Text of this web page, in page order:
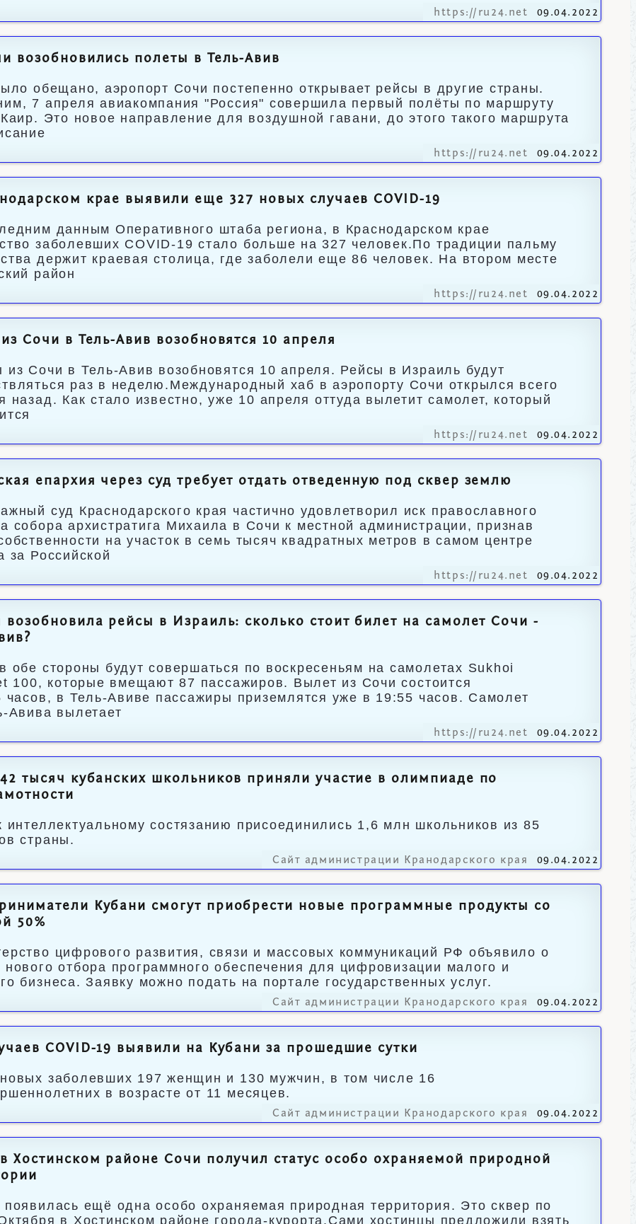
https://ru24.net 09.04.2022
возобновились полеты в Тель-Авив
обещано, аэропорт Сочи постепенно открывает рейсы в другие страны.
7 апреля авиакомпания "Россия" совершила первый полёты по маршруту
Это новое направление для воздушной гавани, до этого такого маршрута
https://ru24.net 09.04.2022
крае выявили еще 327 новых случаев COVID-19
данным Оперативного штаба региона, в Краснодарском крае
заболевших COVID-19 стало больше на 327 человек.По традиции пальму
держит краевая столица, где заболели еще 86 человек. На втором месте
район
https://ru24.net 09.04.2022
Сочи в Тель-Авив возобновятся 10 апреля
из Сочи в Тель-Авив возобновятся 10 апреля. Рейсы в Израиль будут
раз в неделю.Международный хаб в аэропорту Сочи открылся всего
назад. Как стало известно, уже 10 апреля оттуда вылетит самолет, который
https://ru24.net 09.04.2022
епархия через суд требует отдать отведенную под сквер землю
суд Краснодарского края частично удовлетворил иск православного
собора архистратига Михаила в Сочи к местной администрации, признав
на участок в семь тысяч квадратных метров в самом центре
за Российской
https://ru24.net 09.04.2022
возобновила рейсы в Израиль: сколько стоит билет на самолет Сочи -
обе стороны будут совершаться по воскресеньям на самолетах Sukhoi
100, которые вмещают 87 пассажиров. Вылет из Сочи состоится
часов, в Тель-Авиве пассажиры приземлятся уже в 19:55 часов. Самолет
Авива вылетает
https://ru24.net 09.04.2022
тысяч кубанских школьников приняли участие в олимпиаде по
интеллектуальному состязанию присоединились 1,6 млн школьников из 85
страны.
Сайт администрации Кранодарского края 09.04.2022
Кубани смогут приобрести новые программные продукты со
50%
цифрового развития, связи и массовых коммуникаций РФ объявило о
нового отбора программного обеспечения для цифровизации малого и
бизнеса. Заявку можно подать на портале государственных услуг.
Сайт администрации Кранодарского края 09.04.2022
COVID-19 выявили на Кубани за прошедшие сутки
заболевших 197 женщин и 130 мужчин, в том числе 16
в возрасте от 11 месяцев.
Сайт администрации Кранодарского края 09.04.2022
Хостинском районе Сочи получил статус особо охраняемой природной
ещё одна особо охраняемая природная территория. Это сквер по
в Хостинском районе города-курорта.Сами хостинцы предложили взять